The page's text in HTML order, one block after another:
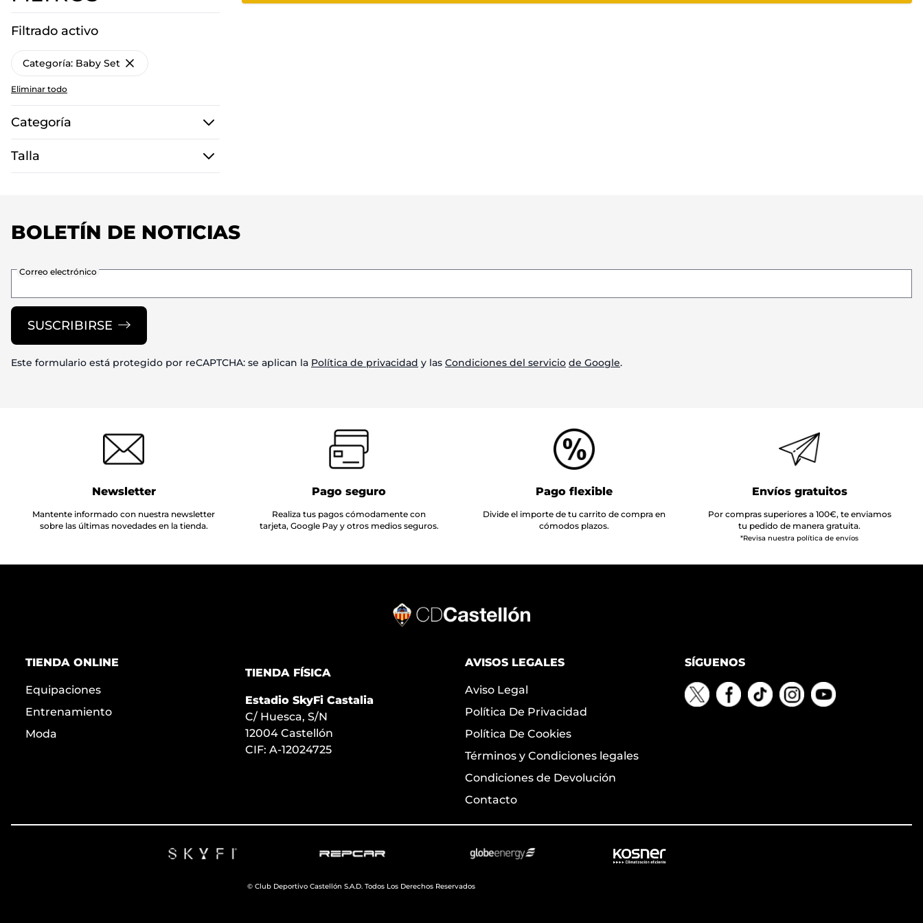
Filtrado activo
Categoría: Baby Set
Eliminar todo
Ir a la lista de productos
Categoría
filtro
Talla
filtro
BOLETÍN DE NOTICIAS
Correo electrónico
SUSCRIBIRSE
Este formulario está protegido por reCAPTCHA: se aplican la Política de privacidad y las Condiciones del servicio de Google.
Newsletter
Mantente informado con nuestra newsletter
sobre las últimas novedades en la tienda.
Pago seguro
Realiza tus pagos cómodamente con
tarjeta, Google Pay y otros medios seguros.
Pago flexible
Divide el importe de tu carrito de compra en
cómodos plazos.
Envíos gratuitos
Por compras superiores a 100€, te enviamos
tu pedido de manera gratuita.
*Revisa nuestra política de envíos
TIENDA ONLINE
Equipaciones
Entrenamiento
Moda
TIENDA FÍSICA
Estadio SkyFi Castalia
C/ Huesca, S/N
12004 Castellón
CIF: A-12024725
AVISOS LEGALES
Aviso Legal
Política De Privacidad
Política De Cookies
Términos y Condiciones legales
Condiciones de Devolución
Contacto
SÍGUENOS
© Club Deportivo Castellón S.A.D. Todos Los Derechos Reservados